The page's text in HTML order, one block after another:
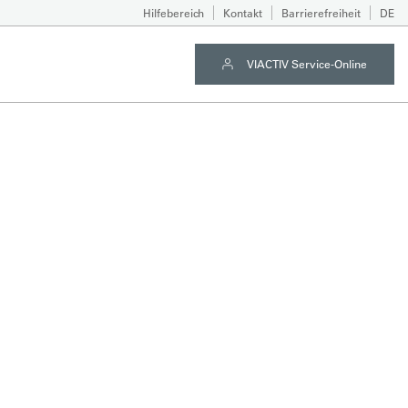
Hilfebereich Kontakt Barrierefreiheit DE
VIACTIV Service-Online